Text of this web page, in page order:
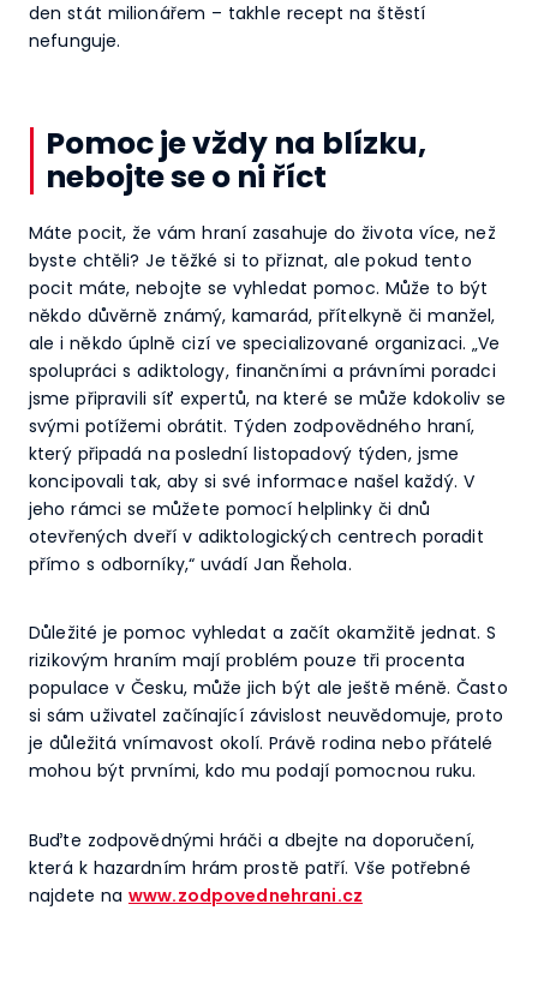
den stát milionářem – takhle recept na štěstí
nefunguje.
Pomoc je vždy na blízku,
nebojte se o ni říct
Máte pocit, že vám hraní zasahuje do života více, než
byste chtěli? Je těžké si to přiznat, ale pokud tento
pocit máte, nebojte se vyhledat pomoc. Může to být
někdo důvěrně známý, kamarád, přítelkyně či manžel,
ale i někdo úplně cizí ve specializované organizaci. „Ve
spolupráci s adiktology, finančními a právními poradci
jsme připravili síť expertů, na které se může kdokoliv se
svými potížemi obrátit. Týden zodpovědného hraní,
který připadá na poslední listopadový týden, jsme
koncipovali tak, aby si své informace našel každý. V
jeho rámci se můžete pomocí helplinky či dnů
otevřených dveří v adiktologických centrech poradit
přímo s odborníky,“ uvádí Jan Řehola.
Důležité je pomoc vyhledat a začít okamžitě jednat. S
rizikovým hraním mají problém pouze tři procenta
populace v Česku, může jich být ale ještě méně. Často
si sám uživatel začínající závislost neuvědomuje, proto
je důležitá vnímavost okolí. Právě rodina nebo přátelé
mohou být prvními, kdo mu podají pomocnou ruku.
Buďte zodpovědnými hráči a dbejte na doporučení,
která k hazardním hrám prostě patří. Vše potřebné
najdete na www.zodpovednehrani.cz